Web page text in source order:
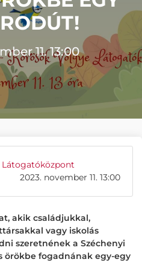
11. 13:00
Látogatóközpont
2023. november 11. 13:00
akik családjukkal,
vagy iskolás
szeretnének a Széchenyi
örökbe fogadnának egy-egy